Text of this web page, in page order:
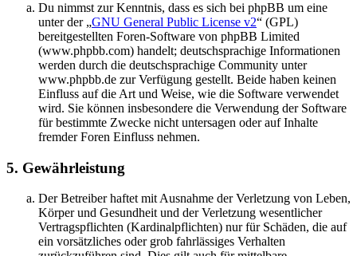
Du nimmst zur Kenntnis, dass es sich bei phpBB um eine
unter der „GNU General Public License v2“ (GPL)
bereitgestellten Foren-Software von phpBB Limited
(www.phpbb.com) handelt; deutschsprachige Informationen
werden durch die deutschsprachige Community unter
www.phpbb.de zur Verfügung gestellt. Beide haben keinen
Einfluss auf die Art und Weise, wie die Software verwendet
wird. Sie können insbesondere die Verwendung der Software
für bestimmte Zwecke nicht untersagen oder auf Inhalte
fremder Foren Einfluss nehmen.
5. Gewährleistung
Der Betreiber haftet mit Ausnahme der Verletzung von Leben,
Körper und Gesundheit und der Verletzung wesentlicher
Vertragspflichten (Kardinalpflichten) nur für Schäden, die auf
ein vorsätzliches oder grob fahrlässiges Verhalten